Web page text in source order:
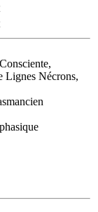
Lignes Nécrons,